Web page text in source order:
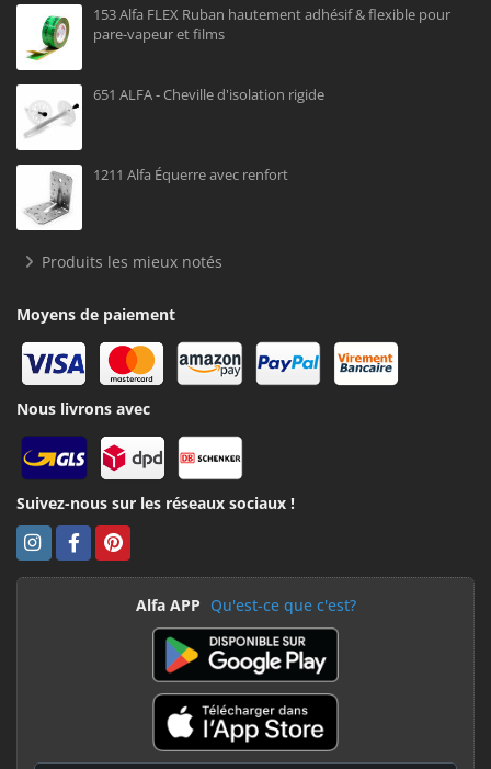
153 Alfa FLEX Ruban hautement adhésif & flexible pour
pare-vapeur et films
651 ALFA - Cheville d'isolation rigide
1211 Alfa Équerre avec renfort
Produits les mieux notés
Moyens de paiement
Nous livrons avec
Suivez-nous sur les réseaux sociaux !
Alfa APP Qu'est-ce que c'est?